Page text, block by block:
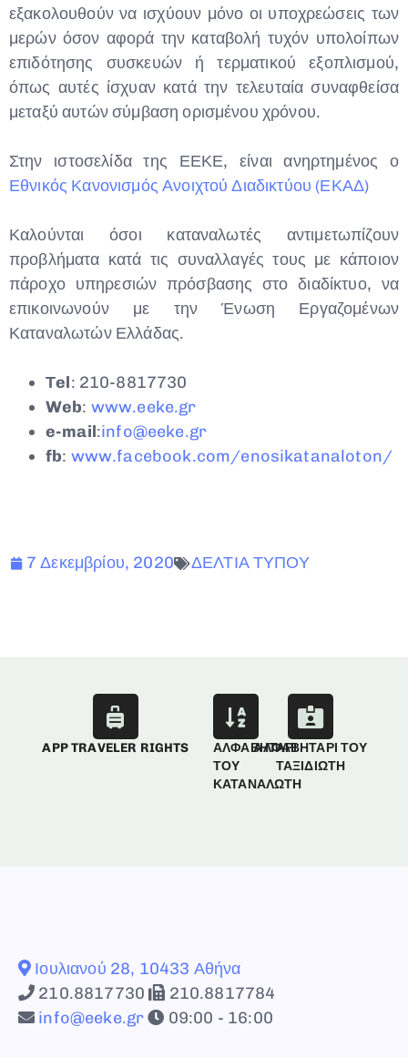
εξακολουθούν να ισχύουν μόνο οι υποχρεώσεις των
μερών όσον αφορά την καταβολή τυχόν υπολοίπων
επιδότησης συσκευών ή τερματικού εξοπλισμού,
όπως αυτές ίσχυαν κατά την τελευταία συναφθείσα
μεταξύ αυτών σύμβαση ορισμένου χρόνου.
Στην ιστοσελίδα της ΕΕΚΕ, είναι ανηρτημένος ο
Εθνικός Κανονισμός Ανοιχτού Διαδικτύου (ΕΚΑΔ)
Καλούνται όσοι καταναλωτές αντιμετωπίζουν
προβλήματα κατά τις συναλλαγές τους με κάποιον
πάροχο υπηρεσιών πρόσβασης στο διαδίκτυο, να
επικοινωνούν με την Ένωση Εργαζομένων
Καταναλωτών Ελλάδας.
Τel: 210-8817730
Web: www.eeke.gr
e-mail:info@eeke.gr
fb: www.facebook.com/enosikatanaloton/
7 Δεκεμβρίου, 2020 ΔΕΛΤΙΑ ΤΥΠΟΥ
APP TRAVELER RIGHTS
ΑΛΦΑΒΗΤΑΡΙ
ΤΟΥ
ΚΑΤΑΝΑΛΩΤΗ
ΑΛΦΑΒΗΤΑΡΙ ΤΟΥ
ΤΑΞΙΔΙΩΤΗ
Ιουλιανού 28, 10433 Αθήνα
210.8817730
210.8817784
info@eeke.gr
09:00 - 16:00